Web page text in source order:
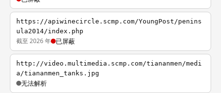
https://apiwinecircle.scmp.com/YoungPost/penins
ula2014/index.php
截至 2026 年 已屏蔽
http://video.multimedia.scmp.com/tiananmen/medi
a/tiananmen_tanks.jpg
无法解析